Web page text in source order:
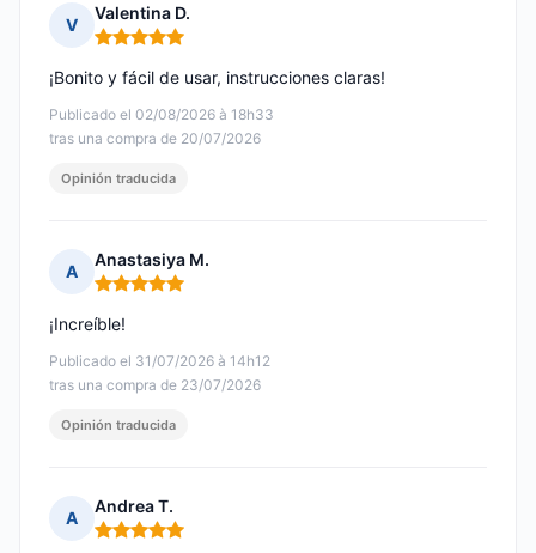
V
Valentina D.
Nota: 5 de 5
Publicado el 02/08/2026 à 18h33
tras una compra de 20/07/2026
¡Bonito y fácil de usar, instrucciones claras!
Opinión traducida
A
Anastasiya M.
Nota: 5 de 5
Publicado el 31/07/2026 à 14h12
tras una compra de 23/07/2026
¡Increíble!
Opinión traducida
A
Andrea T.
Nota: 5 de 5